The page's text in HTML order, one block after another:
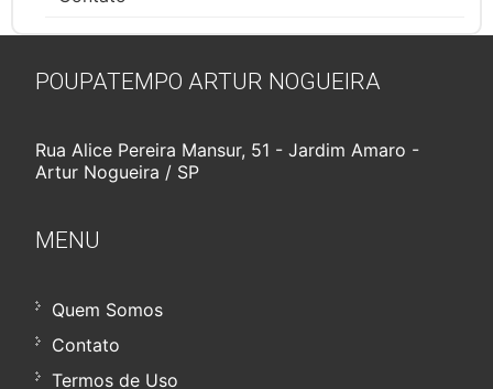
POUPATEMPO ARTUR NOGUEIRA
Rua Alice Pereira Mansur, 51 - Jardim Amaro -
Artur Nogueira / SP
MENU
Quem Somos
Contato
Termos de Uso